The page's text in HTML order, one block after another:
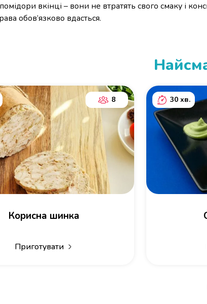
вкінці – вони не втратять свого смаку і
обов’язково вдасться.
8
Корисна шинка
Приготувати
30 хв.